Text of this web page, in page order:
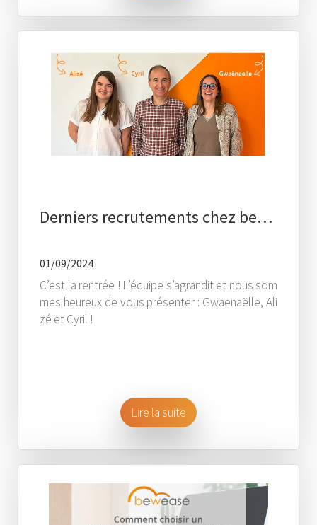
Derniers recrutements chez be…
01/09/2024
C’est la rentrée ! L’équipe s’agrandit et nous som
mes heureux de vous présenter : Gwaenaëlle, Ali
zé et Cyril !
Lire la suite